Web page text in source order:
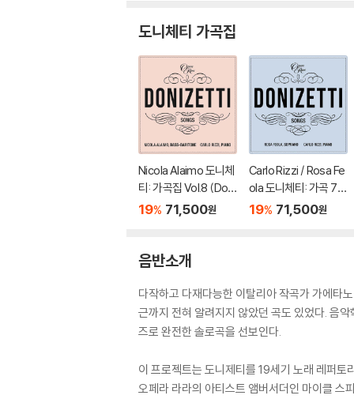
도니체티 가곡집
Nicola Alaimo 도니체
티: 가곡집 Vol.8 (Doni
zetti: Songs Vol. 8)
19% 71,500원
Carlo Rizzi / Rosa Fe
ola 도니체티: 가곡 7집
(Donizetti: Songs V
19% 71,500원
음반소개
다작하고 다재다능한 이탈리아 작곡가 가에타
근까지 전혀 알려지지 않았던 곡도 있었다. 음
즈로 완전한 솔로곡을 선보인다.
이 프로젝트는 도니제티를 19세기 노래 레퍼
오페라 라라의 아티스트 앰버서더인 마이클